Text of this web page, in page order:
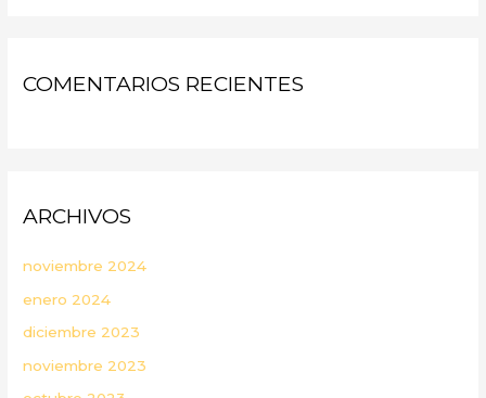
COMENTARIOS RECIENTES
ARCHIVOS
noviembre 2024
enero 2024
diciembre 2023
noviembre 2023